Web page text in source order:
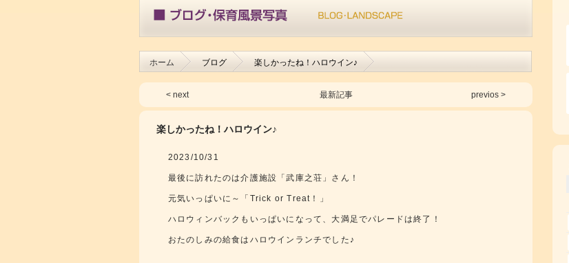
ホーム ブログ 楽しかったね！ハロウイン♪
< next 最新記事 previos >
楽しかったね！ハロウイン♪
2023/10/31
最後に訪れたのは介護施設「武庫之荘」さん！
元気いっぱいに～「Trick or Treat！」
ハロウィンバックもいっぱいになって、大満足でパレードは終了！
おたのしみの給食はハロウインランチでした♪